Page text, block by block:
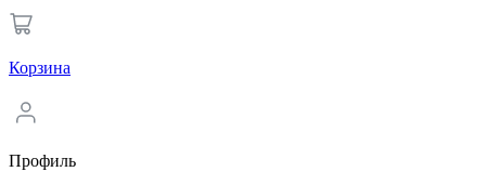
Корзина
Профиль